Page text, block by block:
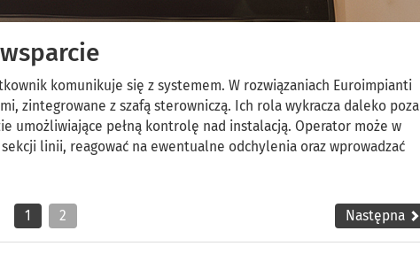
komunikuje się z systemem. W rozwiązaniach Euroimpianti
zintegrowane z szafą sterowniczą. Ich rola wykracza daleko poza
umożliwiające pełną kontrolę nad instalacją. Operator może w
linii, reagować na ewentualne odchylenia oraz wprowadzać
1 2 Następna